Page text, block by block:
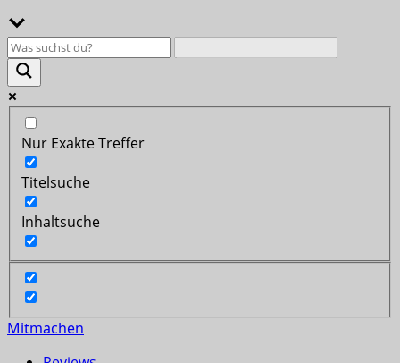
Nur Exakte Treffer
Titelsuche
Inhaltsuche
Mitmachen